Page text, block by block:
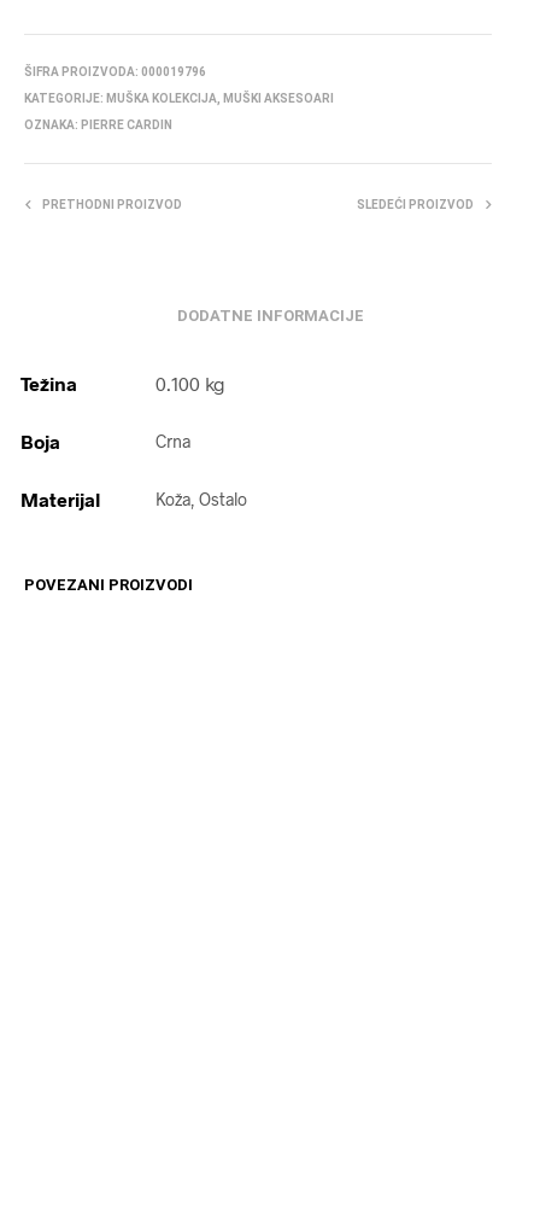
ŠIFRA PROIZVODA: 000019796
KATEGORIJE: MUŠKA KOLEKCIJA
MUŠKI AKSESOARI
OZNAKA: PIERRE CARDIN
PRETHODNI PROIZVOD SLEDEĆI PROIZVOD
DODATNE INFORMACIJE
Težina 0.100 kg
Boja Crna
Materijal Koža, Ostalo
POVEZANI PROIZVODI